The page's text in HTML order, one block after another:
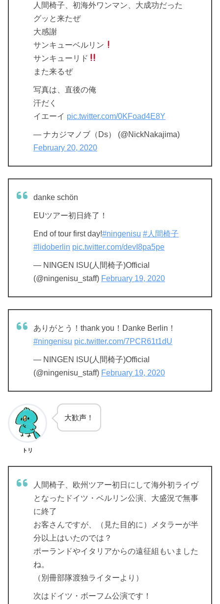
人間椅子、初海外ワンマン、大成功だった
グッと来たぜ
大感謝
サンキューベルリン
サンキューリド
また来るぜ
写真は、直後の俺
汗だく
イエーイ pic.twitter.com/0KFoad4E8Y
— ナカジマノブ（Ds） (@NickNakajima)
February 20, 2020
danke schön
EUツアー初日終了！
End of tour first day!#ningenisu #人間椅子
#lidoberlin pic.twitter.com/devI8pa5pe
— NINGEN ISU(人間椅子)Official
(@ningenisu_staff) February 19, 2020
ありがとう！thank you！Danke Berlin！
#ningenisu pic.twitter.com/7PCR61t1dU
— NINGEN ISU(人間椅子)Official
(@ningenisu_staff) February 19, 2020
トリ
大歓声！
人間椅子、欧州ツアー初日にして海外初ライヴ
となったドイツ・ベルリン公演、大盛況で無事
に終了
お客さんですが、（見た目的に）メタラーが半
分以上はいたのでは？
ポーランドやイタリアからの遠征組もいました
ね。
（別冊部隊渡独ライターより）
次はドイツ・ボーフム公演です！